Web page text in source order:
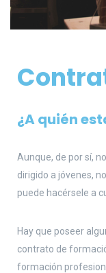
¿A quién
Aunque, de por sí,
dirigido a jóvenes,
puede hacérsele a
Hay que poseer
contrato de
formación